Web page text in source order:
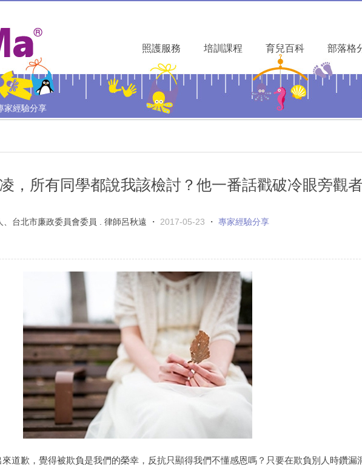
照護服務 培訓課程 育兒百科 部落格
家經驗分享
，所有同學都說我該檢討？他一番話戳破冷眼旁觀
台北市廉政委員會委員 . 律師呂秋遠 ・ 2017-05-23 ・ 專家經驗分享
道歉，覺得被欺負是我們的榮幸，反抗只顯得我們不懂感恩嗎？只要在欺負別人時鑽漏